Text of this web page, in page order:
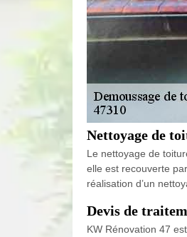
Nettoyage de
Le nettoyage de
elle est recouverte
réalisation d’un
Devis de
KW Rénovation 47